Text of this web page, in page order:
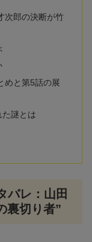
次郎の決断が竹
めと第5話の展
謎とは
バレ：山田
裏切り者”